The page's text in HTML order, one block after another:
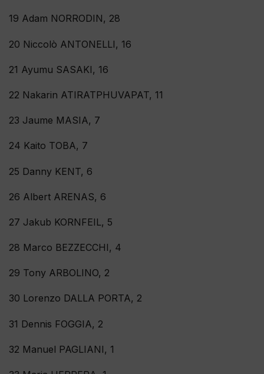
19 Adam NORRODIN, 28
20 Niccolò ANTONELLI, 16
21 Ayumu SASAKI, 16
22 Nakarin ATIRATPHUVAPAT, 11
23 Jaume MASIA, 7
24 Kaito TOBA, 7
25 Danny KENT, 6
26 Albert ARENAS, 6
27 Jakub KORNFEIL, 5
28 Marco BEZZECCHI, 4
29 Tony ARBOLINO, 2
30 Lorenzo DALLA PORTA, 2
31 Dennis FOGGIA, 2
32 Manuel PAGLIANI, 1